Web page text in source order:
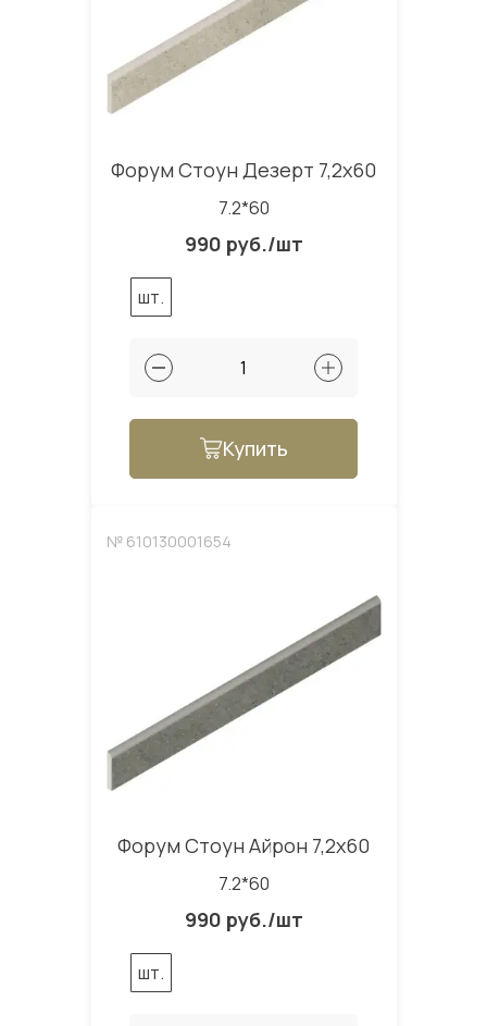
Форум Стоун Дезерт 7,2x60
7.2*60
990 руб./шт
шт.
Купить
№ 610130001654
Форум Стоун Айрон 7,2x60
7.2*60
990 руб./шт
шт.